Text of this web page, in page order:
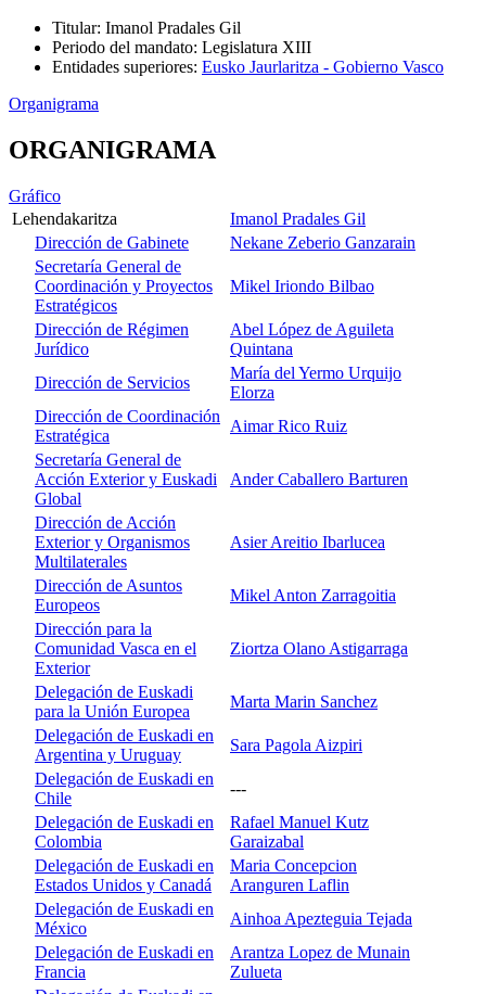
Titular: Imanol Pradales Gil
Periodo del mandato: Legislatura XIII
Entidades superiores: Eusko Jaurlaritza - Gobierno Vasco
Organigrama
ORGANIGRAMA
Gráfico
Lehendakaritza
Imanol Pradales Gil
Dirección de Gabinete
Nekane Zeberio Ganzarain
Secretaría General de
Coordinación y Proyectos
Estratégicos
Mikel Iriondo Bilbao
Dirección de Régimen
Jurídico
Abel López de Aguileta
Quintana
Dirección de Servicios
María del Yermo Urquijo
Elorza
Dirección de Coordinación
Estratégica
Aimar Rico Ruiz
Secretaría General de
Acción Exterior y Euskadi
Global
Ander Caballero Barturen
Dirección de Acción
Exterior y Organismos
Multilaterales
Asier Areitio Ibarlucea
Dirección de Asuntos
Europeos
Mikel Anton Zarragoitia
Dirección para la
Comunidad Vasca en el
Exterior
Ziortza Olano Astigarraga
Delegación de Euskadi
para la Unión Europea
Marta Marin Sanchez
Delegación de Euskadi en
Argentina y Uruguay
Sara Pagola Aizpiri
Delegación de Euskadi en
Chile
---
Delegación de Euskadi en
Colombia
Rafael Manuel Kutz
Garaizabal
Delegación de Euskadi en
Estados Unidos y Canadá
Maria Concepcion
Aranguren Laflin
Delegación de Euskadi en
México
Ainhoa Apezteguia Tejada
Delegación de Euskadi en
Francia
Arantza Lopez de Munain
Zulueta